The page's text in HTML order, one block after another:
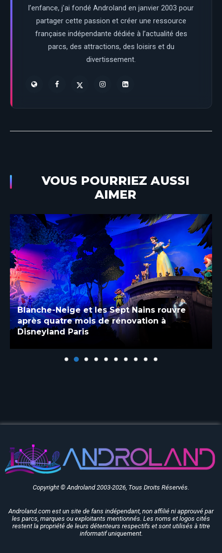
l’enfance, j’ai fondé Androland en janvier 2003 pour
partager cette passion et créer une ressource
française indépendante dédiée à l’actualité des
parcs, des attractions, des loisirs et du
divertissement.
VOUS POURRIEZ AUSSI
AIMER
Blanche-Neige et les Sept Nains rouvre
après quatre mois de rénovation à
Disneyland Paris
Copyright © Androland 2003-2026, Tous Droits Réservés.
Androland.com est un site de fans indépendant, non affilié ni approuvé par
les parcs, marques ou exploitants mentionnés. Les noms et logos cités
restent la propriété de leurs détenteurs respectifs et sont utilisés à titre
informatif uniquement.